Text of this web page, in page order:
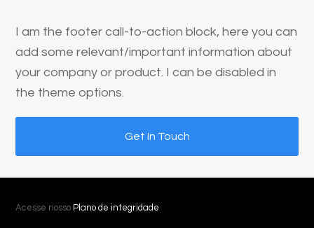
I am the footer call-to-action block, here you can
add some relevant/important information about
your company or product. I can be disabled in
the theme options.
Get In Touch
Acesse nosso Plano de integridade